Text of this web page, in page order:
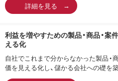
詳細を見る
利益を増やすための製品・商品・案
える化
自社でこれまで分からなかった製品・
価を見える化し、儲かる会社への礎を